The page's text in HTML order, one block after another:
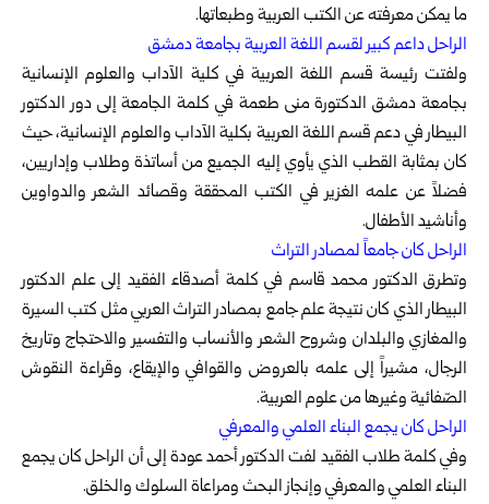
ما يمكن معرفته عن الكتب العربية وطبعاتها.
الراحل داعم كبير لقسم اللغة العربية بجامعة دمشق
ولفتت رئيسة قسم اللغة العربية في كلية الآداب والعلوم الإنسانية
بجامعة دمشق الدكتورة منى طعمة في كلمة الجامعة إلى دور الدكتور
البيطار في دعم قسم اللغة العربية بكلية الآداب والعلوم الإنسانية، حيث
كان بمثابة القطب الذي يأوي إليه الجميع من أساتذة وطلاب وإداريين،
فضلاً عن علمه الغزير في الكتب المحققة وقصائد الشعر والدواوين
وأناشيد الأطفال.
الراحل كان جامعاً لمصادر التراث
وتطرق الدكتور محمد قاسم في كلمة أصدقاء الفقيد إلى علم الدكتور
البيطار الذي كان نتيجة علم جامع بمصادر التراث العربي مثل كتب السيرة
والمغازي والبلدان وشروح الشعر والأنساب والتفسير والاحتجاج وتاريخ
الرجال، مشيراً إلى علمه بالعروض والقوافي والإيقاع، وقراءة النقوش
الصّفائية وغيرها من علوم العربية.
الراحل كان يجمع البناء العلمي والمعرفي
وفي كلمة طلاب الفقيد لفت الدكتور أحمد عودة إلى أن الراحل كان يجمع
البناء العلمي والمعرفي وإنجاز البحث ومراعاة السلوك والخلق.